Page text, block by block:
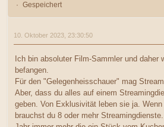
Gespeichert
10. Oktober 2023, 23:30:50
Ich bin absoluter Film-Sammler und daher
befangen.
Für den "Gelegenheisschauer" mag
Aber, dass du alles auf einem
geben. Von Exklusivität leben sie ja.
brauchst du 8 oder mehr